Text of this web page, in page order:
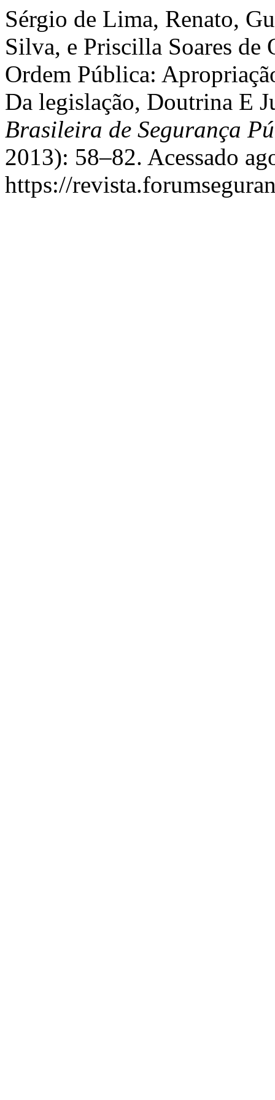
Sérgio de Lima, Renato,
Silva, e Priscilla Soares de
Ordem Pública:
Da legislação, Doutrina E
Brasileira de Segurança
2013): 58–82. Acessado
https://